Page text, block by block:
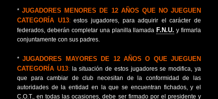
*JUGADORES MENORES DE 12 AÑOS QUE NO JUEGUEN
CATEGORÍA U13:estos jugadores, para adquirir el carácter de
federados, deberán completar una planilla llamada F.N.U. y firmarla
conjuntamente con sus padres.
*JUGADORES MAYORES DE 12 AÑOS O QUE JUEGUEN
CATEGORÍA U13:la situación de estos jugadores se modifica, ya
que para cambiar de club necesitan de la conformidad de las
autoridades de la entidad en la que se encuentran fichados, y el
C.O.T., en todas las ocasiones, debe ser firmado por el presidente y